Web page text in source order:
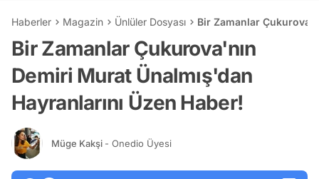
Haberler Magazin Ünlüler Dosyası Bir Zamanlar
Bir Zamanlar Çukurova'nın
Demiri Murat Ünalmış'dan
Hayranlarını Üzen Haber!
Müge Kakşi - Onedio Üyesi